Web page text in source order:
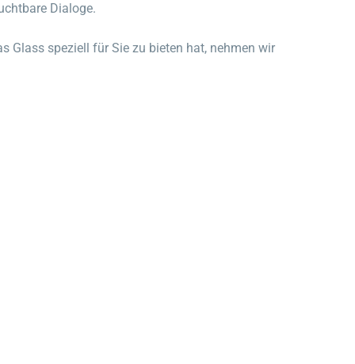
Dialoge.
Glass speziell für Sie zu bieten hat, nehmen wir